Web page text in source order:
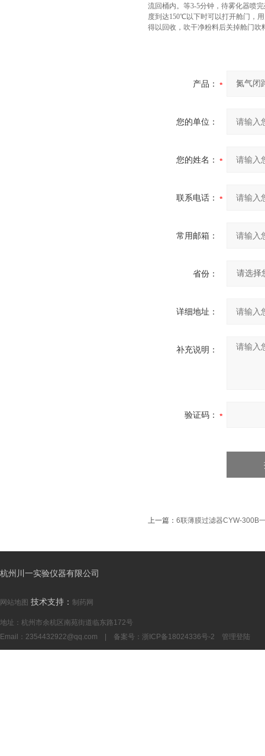
流回桶内。等3-5分钟，待雾化器喷
度到达150℃以下时可以打开舱门，
得以回收，吹干净粉料后关掉舱门
产品：
您的单位：
您的姓名：
联系电话：
常用邮箱：
省份：
详细地址：
补充说明：
验证码：
上一篇： 6联薄膜过滤器CYW-300B
杭州川一实验仪器有限公司
网站地图 技术支持： 制药网
地址：杭州市余杭区南苑街道临东路172号
Email： 2354432922@qq.com | 备案号： 浙ICP备18024336号-2 管理登陆